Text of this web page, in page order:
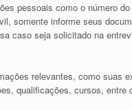
pessoais como o número
somente informe seus
caso seja solicitado na
relevantes, como suas
qualificações, cursos, entre